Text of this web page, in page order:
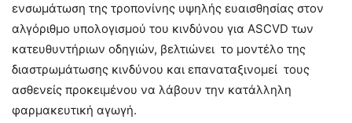
ενσωμάτωση της τροπονίνης υψηλής ευαισθησίας στον
αλγόριθμο υπολογισμού του κινδύνου για ASCVD των
κατευθυντήριων οδηγιών, βελτιώνει το μοντέλο της
διαστρωμάτωσης κινδύνου και επαναταξινομεί τους
ασθενείς προκειμένου να λάβουν την κατάλληλη
φαρμακευτική αγωγή.